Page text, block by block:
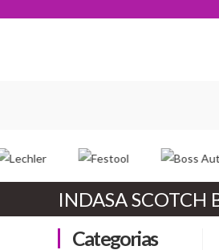
INDASA
Categorias